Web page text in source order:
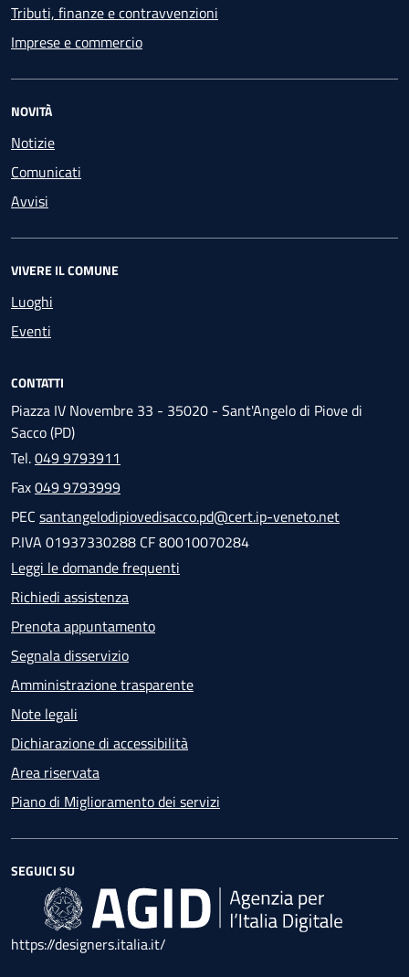
Tributi, finanze e contravvenzioni
Imprese e commercio
NOVITÀ
Notizie
Comunicati
Avvisi
VIVERE IL COMUNE
Luoghi
Eventi
CONTATTI
Piazza IV Novembre 33 - 35020 - Sant'Angelo di Piove di
Sacco (PD)
Tel.049 9793911
Fax049 9793999
PEC santangelodipiovedisacco.pd@cert.ip-veneto.net
P.IVA 01937330288 CF 80010070284
Leggi le domande frequenti
Richiedi assistenza
Prenota appuntamento
Segnala disservizio
Amministrazione trasparente
Note legali
Dichiarazione di accessibilità
Area riservata
Piano di Miglioramento dei servizi
SEGUICI SU
https://designers.italia.it/